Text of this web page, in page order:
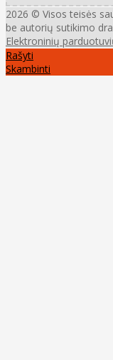
2026 © Visos teisės
be autorių sutikimo
Elektroninių
Rašyti
Skambinti